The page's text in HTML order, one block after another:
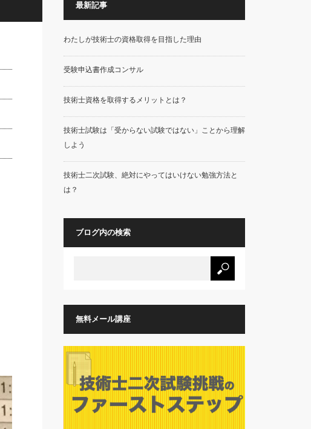
最新記事
わたしが技術士の資格取得を目指した理由
受験申込書作成コンサル
技術士資格を取得するメリットとは？
技術士試験は「受からない試験ではない」ことから理解
しよう
技術士二次試験、絶対にやってはいけない勉強方法と
は？
ブログ内の検索
無料メール講座